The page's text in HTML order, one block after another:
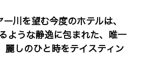
ような静逸に包まれた、唯一
麗しのひと時をテイスティン